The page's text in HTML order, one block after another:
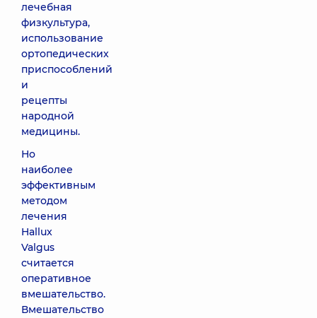
лечебная
физкультура,
использование
ортопедических
приспособлений
и
рецепты
народной
медицины.
Но
наиболее
эффективным
методом
лечения
Hallux
Valgus
считается
оперативное
вмешательство.
Вмешательство